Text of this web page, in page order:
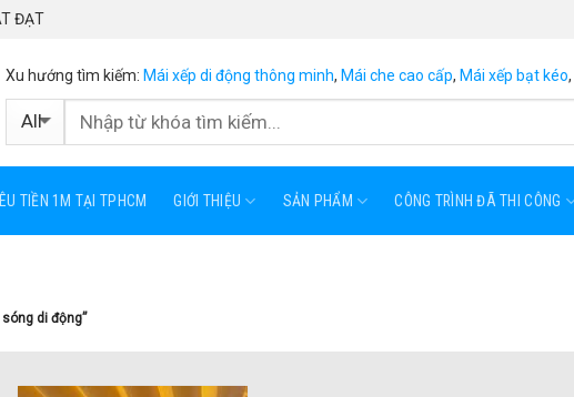
ĐẠT
Xu hướng tìm kiếm: Mái xếp di động thông minh, Mái che cao cấp, Mái xếp bạt kéo,
TIỀN 1M TẠI TPHCM GIỚI THIỆU SẢN PHẨM CÔNG TRÌNH ĐÃ THI CÔNG
di động”